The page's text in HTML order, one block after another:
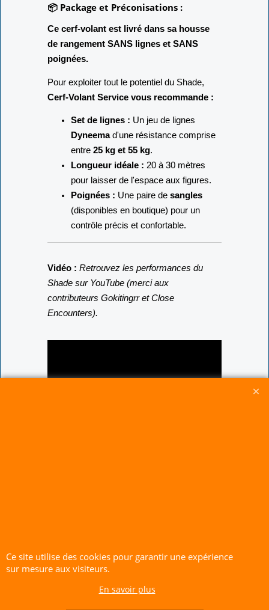
📦 Package et Préconisations :
Ce cerf-volant est livré dans sa housse
de rangement SANS lignes et SANS
poignées.
Pour exploiter tout le potentiel du Shade,
Cerf-Volant Service vous recommande :
Set de lignes : Un jeu de lignes
Dyneemad'une résistance comprise
entre 25 kg et 55 kg.
Longueur idéale : 20 à 30 mètres
pour laisser de l'espace aux figures.
Poignées : Une paire de sangles
(disponibles en boutique) pour un
contrôle précis et confortable.
Vidéo : Retrouvez les performances du
Shade sur YouTube (merci aux
contributeurs Gokitingrr et Close
Encounters).
Ce site utilise des cookies pour garantir une expérience
sur mesure aux visiteurs.
En savoir plus